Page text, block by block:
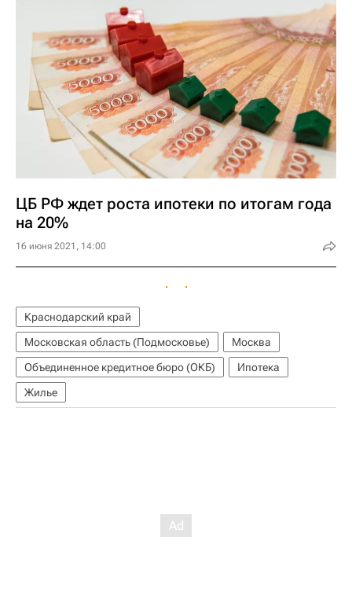
ЦБ РФ ждет роста ипотеки по итогам года
на 20%
16 июня 2021, 14:00
Краснодарский край
Московская область (Подмосковье)
Москва
Объединенное кредитное бюро (ОКБ)
Ипотека
Жилье